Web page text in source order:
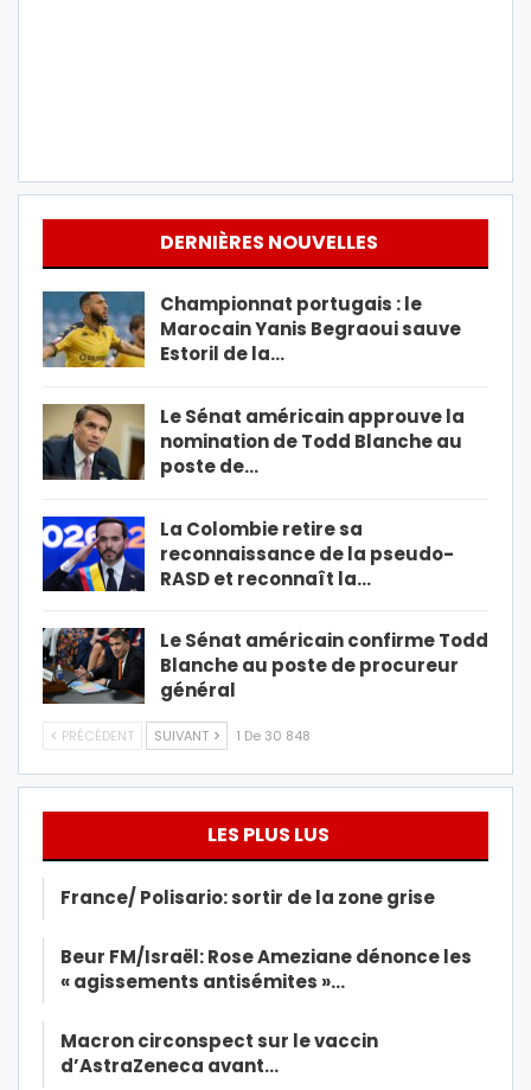
DERNIÈRES NOUVELLES
Championnat portugais : le
Marocain Yanis Begraoui sauve
Estoril de la…
Le Sénat américain approuve la
nomination de Todd Blanche au
poste de…
La Colombie retire sa
reconnaissance de la pseudo-
RASD et reconnaît la…
Le Sénat américain confirme Todd
Blanche au poste de procureur
général
PRÉCÉDENT SUIVANT 1 De 30 848
LES PLUS LUS
France/ Polisario: sortir de la zone grise
Beur FM/Israël: Rose Ameziane dénonce les
« agissements antisémites »…
Macron circonspect sur le vaccin
d’AstraZeneca avant…